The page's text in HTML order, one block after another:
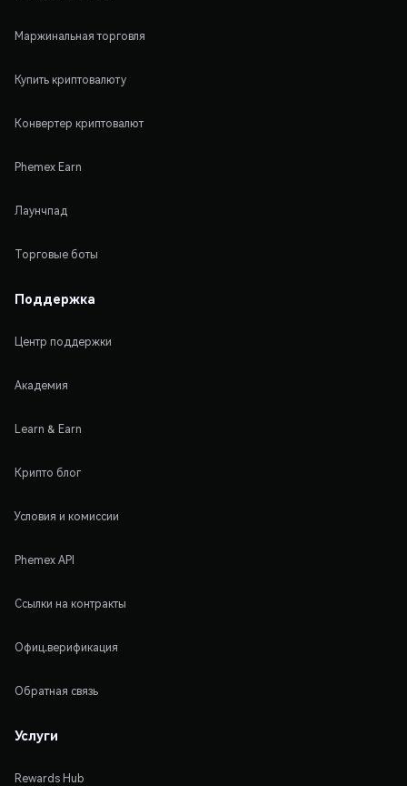
Маржинальная торговля
Купить криптовалюту
Конвертер криптовалют
Phemex Earn
Лаунчпад
Торговые боты
Поддержка
Центр поддержки
Академия
Learn & Earn
Крипто блог
Условия и комиссии
Phemex API
Ссылки на контракты
Офиц.верификация
Обратная связь
Услуги
Rewards Hub